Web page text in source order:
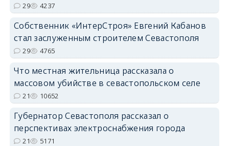
29 4237
Собственник «ИнтерСтроя» Евгений Кабанов
стал заслуженным строителем Севастополя
29 4765
Что местная жительница рассказала о
массовом убийстве в севастопольском селе
21 10652
Губернатор Севастополя рассказал о
перспективах электроснабжения города
21 5171